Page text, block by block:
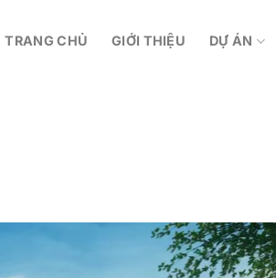
TRANG CHỦ GIỚI THIỆU DỰ ÁN